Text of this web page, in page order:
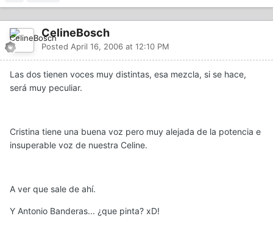
CelineBosch
Posted April 16, 2006 at 12:10 PM
Las dos tienen voces muy distintas, esa mezcla, si se hace,
será muy peculiar.
Cristina tiene una buena voz pero muy alejada de la potencia e
insuperable voz de nuestra Celine.
A ver que sale de ahí.
Y Antonio Banderas... ¿que pinta? xD!